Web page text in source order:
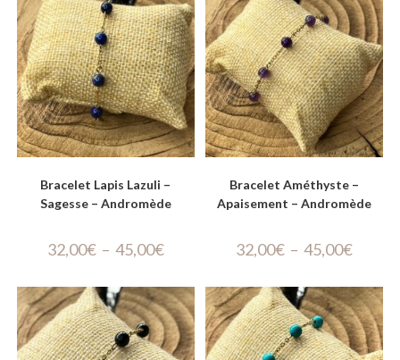
Bracelet Lapis Lazuli –
Sagesse – Andromède
32,00€ – 45,00€
Bracelet Améthyste –
Apaisement – Andromède
32,00€ – 45,00€